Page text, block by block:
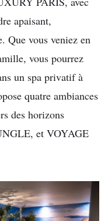
apaisant,
Que vous veniez en
vous pourrez
un spa privatif à
quatre ambiances
des horizons
et VOYAGE